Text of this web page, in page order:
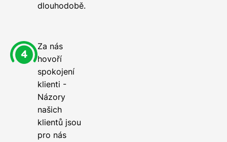
dlouhodobě.
Za nás
hovoří
spokojení
klienti -
Názory
našich
klientů jsou
pro nás